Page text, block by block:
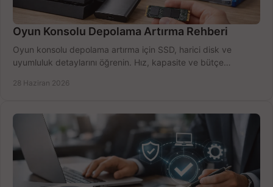
Oyun Konsolu Depolama Artırma Rehberi
Oyun konsolu depolama artırma için SSD, harici disk ve
uyumluluk detaylarını öğrenin. Hız, kapasite ve bütçe
28 Haziran 2026